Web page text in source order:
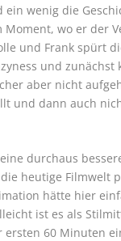
wenig die
wo er der
und Frank spürt
und zunächst
aber nicht
und dann auch
durchaus
heutige Filmwelt
hätte hier
ist es als
60 Minuten